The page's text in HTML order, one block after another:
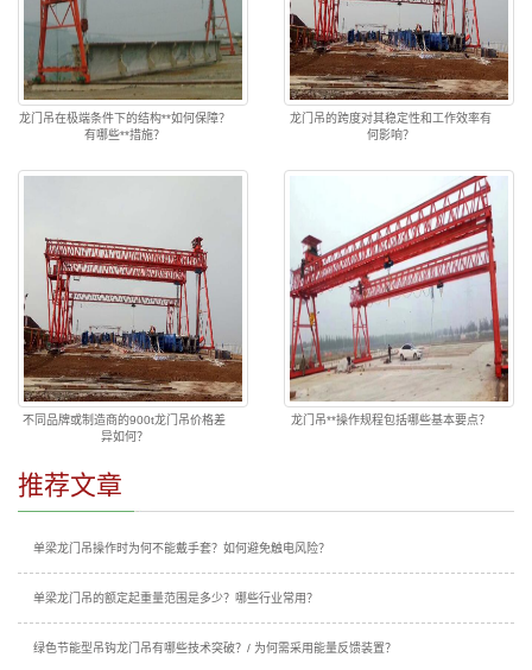
龙门吊在极端条件下的结构**如何保障？
有哪些**措施？
龙门吊的跨度对其稳定性和工作效率有
何影响？
不同品牌或制造商的900t龙门吊价格差
异如何？
龙门吊**操作规程包括哪些基本要点？
推荐文章
单梁龙门吊操作时为何不能戴手套？如何避免触电风险？
单梁龙门吊的额定起重量范围是多少？哪些行业常用？
绿色节能型吊钩龙门吊有哪些技术突破？/ 为何需采用能量反馈装置？